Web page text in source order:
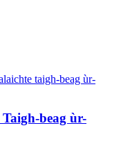
beag ùr-